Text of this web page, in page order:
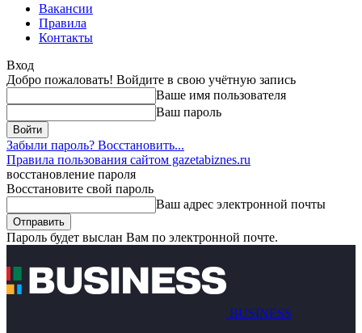
Вакансии
Правила
Контакты
Вход
Добро пожаловать! Войдите в свою учётную запись
Ваше имя пользователя
Ваш пароль
Забыли пароль? Восстановить...
Правила пользования сайтом gazetabiznes.ru
восстановление пароля
Восстановите свой пароль
Ваш адрес электронной почты
Пароль будет выслан Вам по электронной почте.
BUSINESS